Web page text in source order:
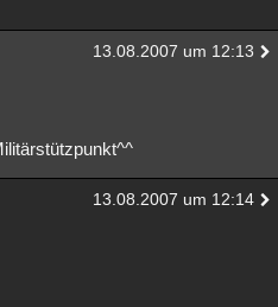
13.08.2007 um 12:13
13.08.2007 um 12:14